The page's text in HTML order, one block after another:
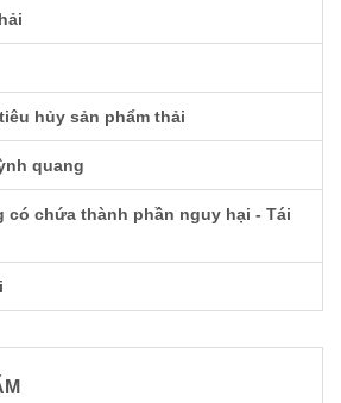
hủy sản phẩm thải
quang
có chứa thành phần nguy hại - Tái